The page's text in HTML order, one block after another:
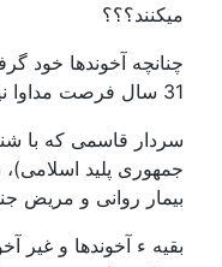
میکنند؟؟؟
چنانچه آخوندها خود
31 سال فرصت مداوا نیافتند؟
سردار قاسمی که با
جمهوری پلید
بیمار روانی و مریض
بقیه ء آخوندها و غیر